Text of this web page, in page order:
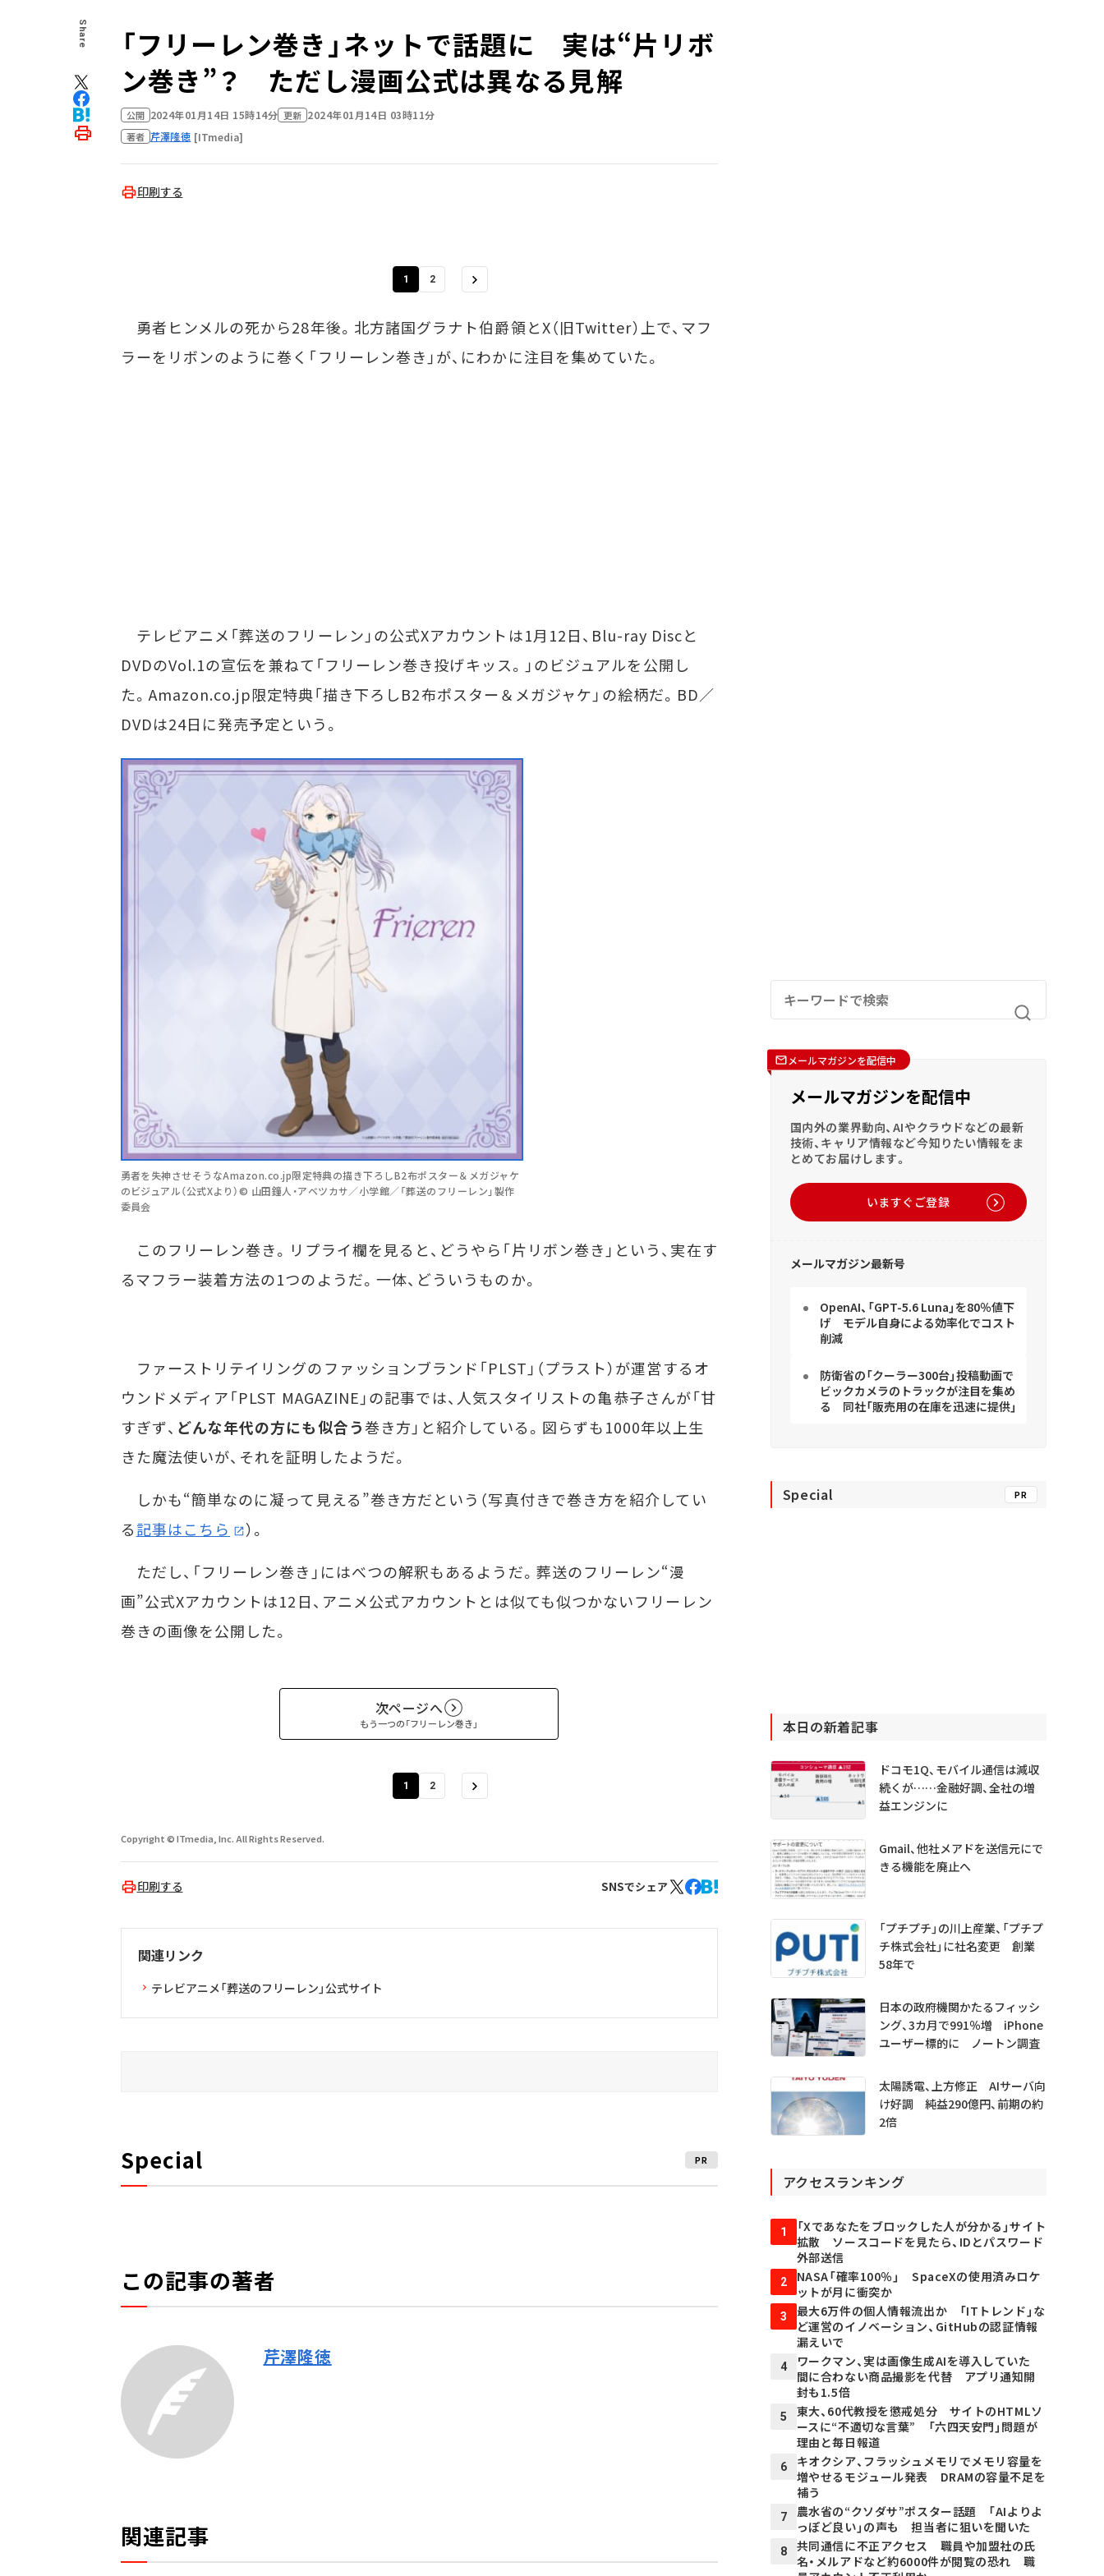
Share
「フリーレン巻き」ネットで話題に 実は“片リボ
ン巻き”？ ただし漫画公式は異なる見解
公開 2024年01月14日 15時14分 更新 2024年01月14日 03時11分
著者 芹澤隆徳 [ITmedia]
印刷する
1 2
勇者ヒンメルの死から28年後。北方諸国グラナト伯爵領とX（旧Twitter）上で、マフ
ラーをリボンのように巻く「フリーレン巻き」が、にわかに注目を集めていた。
テレビアニメ「葬送のフリーレン」の公式Xアカウントは1月12日、Blu-ray Discと
DVDのVol.1の宣伝を兼ねて「フリーレン巻き投げキッス。」のビジュアルを公開し
た。Amazon.co.jp限定特典「描き下ろしB2布ポスター＆メガジャケ」の絵柄だ。BD／
DVDは24日に発売予定という。
勇者を失神させそうなAmazon.co.jp限定特典の描き下ろしB2布ポスター＆メガジャケ
のビジュアル（公式Xより）© 山田鐘人・アベツカサ／小学館／「葬送のフリーレン」製作
委員会
このフリーレン巻き。リプライ欄を見ると、どうやら「片リボン巻き」という、実在す
るマフラー装着方法の1つのようだ。一体、どういうものか。
ファーストリテイリングのファッションブランド「PLST」（プラスト）が運営するオ
ウンドメディア「PLST MAGAZINE」の記事では、人気スタイリストの亀恭子さんが「甘
すぎず、 どんな年代の方にも似合う巻き方」と紹介している。図らずも1000年以上生
きた魔法使いが、それを証明したようだ。
しかも“簡単なのに凝って見える”巻き方だという（写真付きで巻き方を紹介してい
る記事はこちら
）。
ただし、「フリーレン巻き」にはべつの解釈もあるようだ。葬送のフリーレン“漫
画”公式Xアカウントは12日、アニメ公式アカウントとは似ても似つかないフリーレン
巻きの画像を公開した。
次ページへ
もう一つの「フリーレン巻き」
1 2
Copyright © ITmedia, Inc. All Rights Reserved.
印刷する SNSでシェア
関連リンク
テレビアニメ「葬送のフリーレン」公式サイト
Special PR
この記事の著者
芹澤隆徳
関連記事
メールマガジンを配信中
メールマガジンを配信中
国内外の業界動向、AIやクラウドなどの最新
技術、キャリア情報など今知りたい情報をま
とめてお届けします。
いますぐご登録
メールマガジン最新号
OpenAI、「GPT-5.6 Luna」を80％値下
げ モデル自身による効率化でコスト
削減
防衛省の「クーラー300台」投稿動画で
ビックカメラのトラックが注目を集め
る 同社「販売用の在庫を迅速に提供」
Special PR
本日の新着記事
ドコモ1Q、モバイル通信は減収
続くが……金融好調、全社の増
益エンジンに
Gmail、他社メアドを送信元にで
きる機能を廃止へ
「プチプチ」の川上産業、「プチプ
チ株式会社」に社名変更 創業
58年で
日本の政府機関かたるフィッシ
ング、3カ月で991％増 iPhone
ユーザー標的に ノートン調査
太陽誘電、上方修正 AIサーバ向
け好調 純益290億円、前期の約
2倍
アクセスランキング
1
「Xであなたをブロックした人が分かる」サイト
拡散 ソースコードを見たら、IDとパスワード
外部送信
2
NASA「確率100％」 SpaceXの使用済みロケ
ットが月に衝突か
3
最大6万件の個人情報流出か 「ITトレンド」な
ど運営のイノベーション、GitHubの認証情報
漏えいで
4
ワークマン、実は画像生成AIを導入していた
間に合わない商品撮影を代替 アプリ通知開
封も1.5倍
5
東大、60代教授を懲戒処分 サイトのHTMLソ
ースに“不適切な言葉” 「六四天安門」問題が
理由と毎日報道
6
キオクシア、フラッシュメモリでメモリ容量を
増やせるモジュール発表 DRAMの容量不足を
補う
7
農水省の“クソダサ”ポスター話題 「AIよりよ
っぽど良い」の声も 担当者に狙いを聞いた
8
共同通信に不正アクセス 職員や加盟社の氏
名・メルアドなど約6000件が閲覧の恐れ 職